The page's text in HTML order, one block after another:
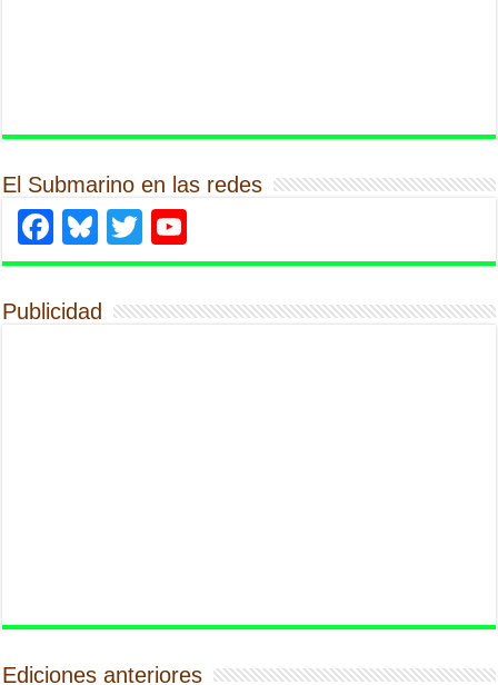
El Submarino en las redes
Facebook
Bluesky
Twitter
Publicidad
Ediciones anteriores